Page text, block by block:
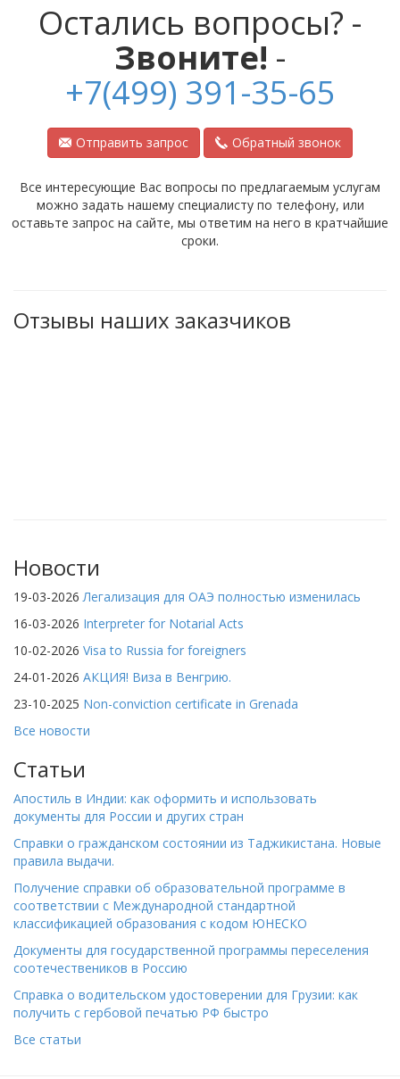
Остались вопросы? -
Звоните! -
+7(499) 391-35-65
Отправить запрос Обратный звонок
Все интересующие Вас вопросы по предлагаемым услугам
можно задать нашему специалисту по телефону, или
оставьте запрос на сайте, мы ответим на него в кратчайшие
сроки.
Отзывы наших заказчиков
Новости
19-03-2026 Легализация для ОАЭ полностью изменилась
16-03-2026 Interpreter for Notarial Acts
10-02-2026 Visa to Russia for foreigners
24-01-2026 АКЦИЯ! Виза в Венгрию.
23-10-2025 Non-conviction certificate in Grenada
Все новости
Статьи
Апостиль в Индии: как оформить и использовать
документы для России и других стран
Справки о гражданском состоянии из Таджикистана. Новые
правила выдачи.
Получение справки об образовательной программе в
соответствии с Международной стандартной
классификацией образования с кодом ЮНЕСКО
Документы для государственной программы переселения
соотечествеников в Россию
Справка о водительском удостоверении для Грузии: как
получить с гербовой печатью РФ быстро
Все статьи